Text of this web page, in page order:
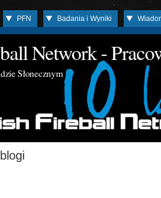
PFN Badania i Wyniki
Network -
Słonecznym
blogi